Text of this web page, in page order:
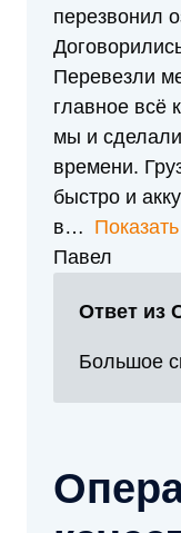
перезвонил
Перевезли
главное всё
мы и
времени.
быстро и
в
Павел
Ответ из
Большое